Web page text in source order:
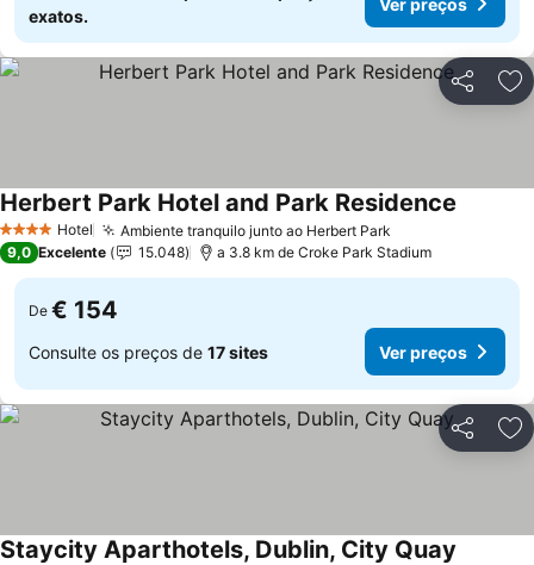
exatos.
Partilhar
4 EstrelasHotel Ambiente tranquilo junto ao Herbert Park
Herbert Park Hotel and Park Residence
9,0 Excelente 15.048 a 3.8 km de Croke Park Stadium
De € 154
Consulte os preços de 17 sites Ver preços
Partilhar
Staycity Aparthotels, Dublin, City Quay